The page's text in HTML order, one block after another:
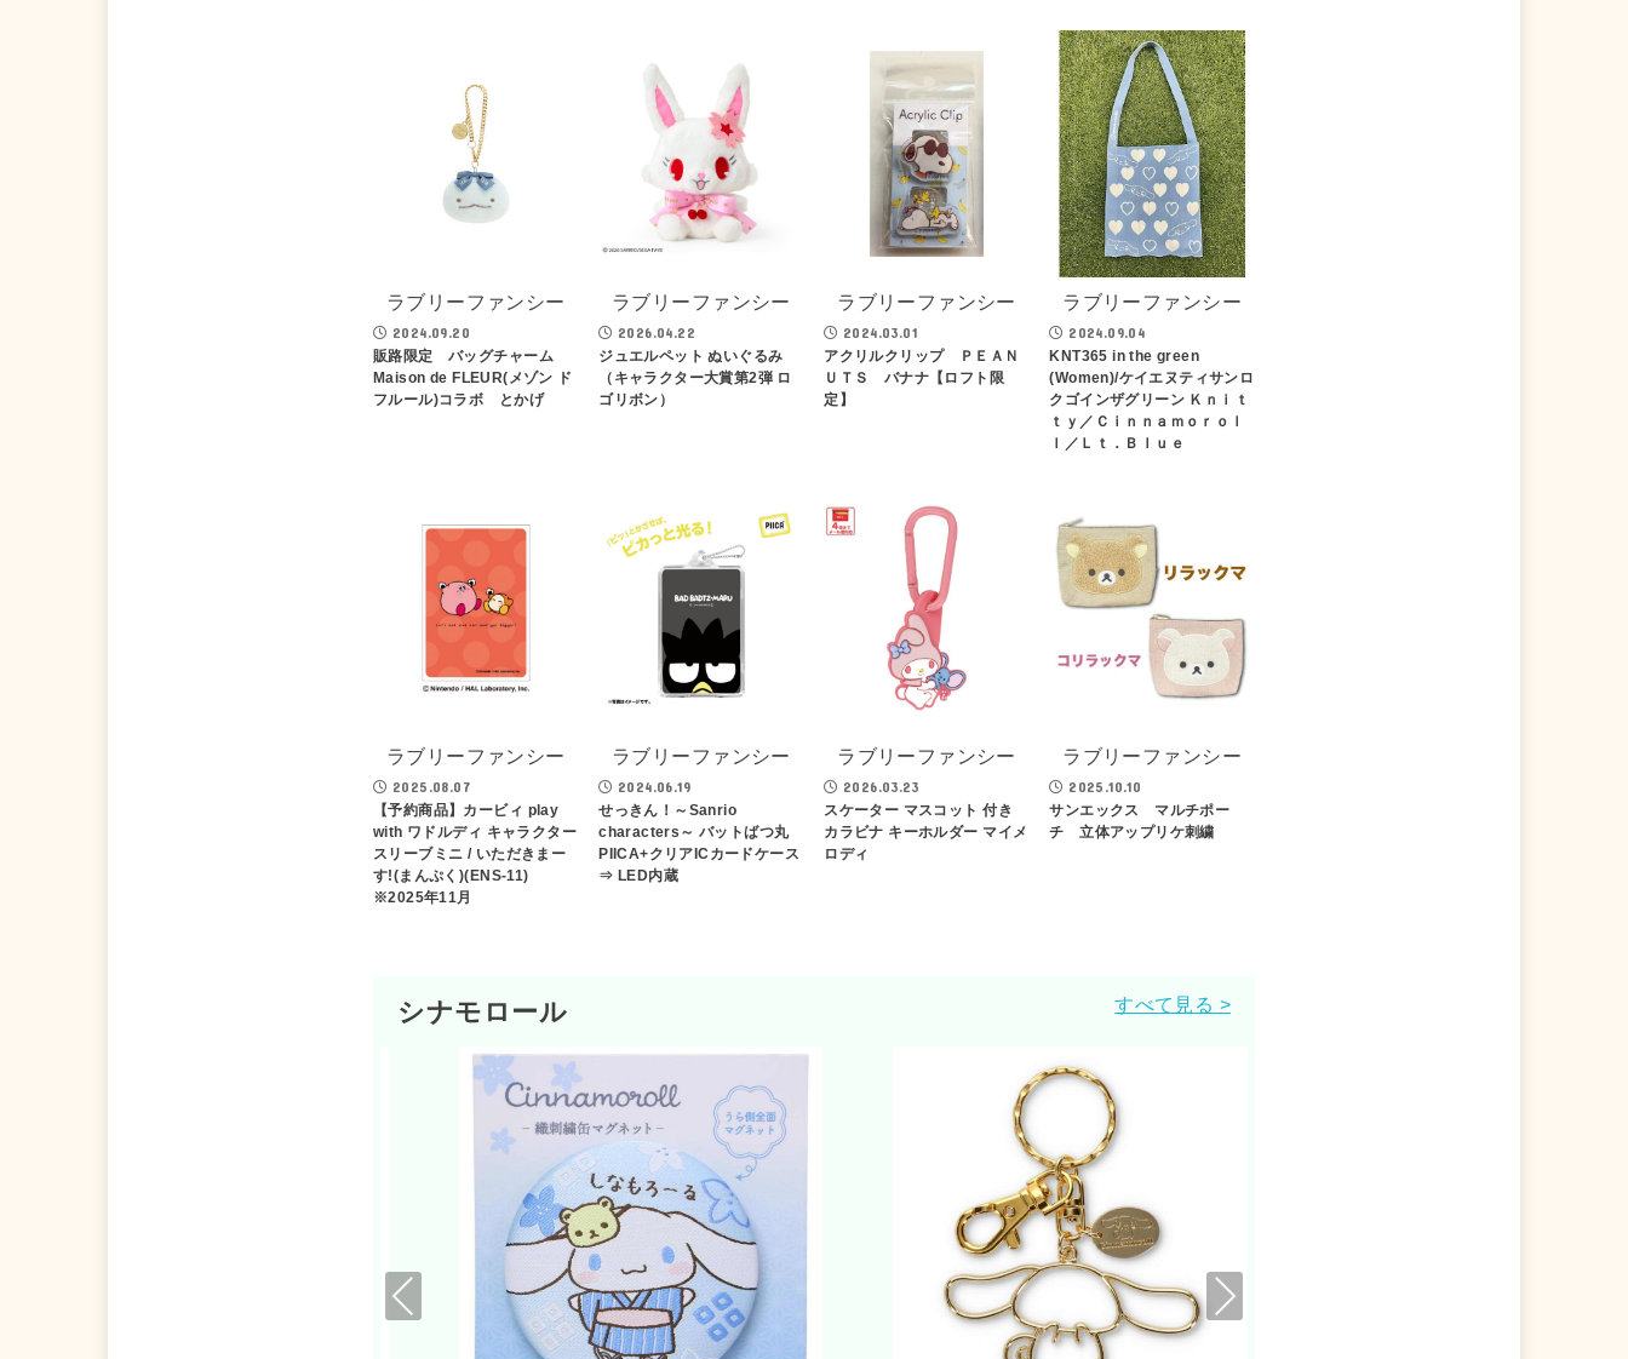
ラブリーファンシー
2024.09.20
販路限定 バッグチャーム
Maison de FLEUR(メゾン ド
フルール)コラボ とかげ
ラブリーファンシー
2026.04.22
ジュエルペット ぬいぐるみ
（キャラクター大賞第2弾 ロ
ゴリボン）
ラブリーファンシー
2024.03.01
アクリルクリップ ＰＥＡＮ
ＵＴＳ バナナ【ロフト限
定】
ラブリーファンシー
2024.09.04
KNT365 in the green
(Women)/ケイエヌティサンロ
クゴインザグリーン Ｋｎｉｔ
ｔｙ／Ｃｉｎｎａｍｏｒｏｌ
ｌ／Ｌｔ．Ｂｌｕｅ
ラブリーファンシー
2025.08.07
【予約商品】カービィ play
with ワドルディ キャラクター
スリーブミニ / いただきまー
す!(まんぷく)(ENS-11)
※2025年11月
ラブリーファンシー
2024.06.19
せっきん！～Sanrio
characters～ バットばつ丸
PIICA+クリアICカードケース
⇒ LED内蔵
ラブリーファンシー
2026.03.23
スケーター マスコット 付き
カラビナ キーホルダー マイメ
ロディ
ラブリーファンシー
2025.10.10
サンエックス マルチポー
チ 立体アップリケ刺繍
シナモロール すべて見る >
Pre
Nex